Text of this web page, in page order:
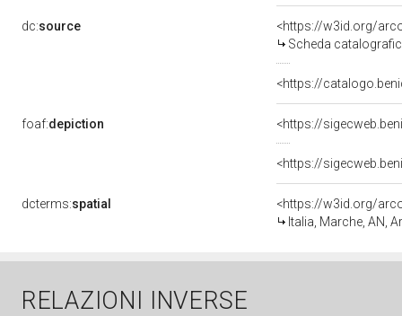
dc:source
<https://w3id.org/
Scheda
<https://
foaf:depiction
dcterms:spatial
<https://w3id.org/
Italia, Marche, AN,
RELAZIONI INVERSE